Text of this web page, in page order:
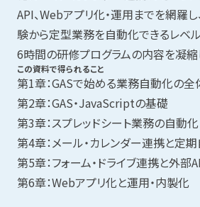
API、Webアプリ化・運用までを網羅
験から定型業務を自動化できるレベ
6時間の研修プログラムの内容を凝縮
この資料で得られること
第1章：GASで始める業務自動化の全
第2章：GAS・JavaScriptの基礎
第3章：スプレッドシート業務の自動化
第4章：メール・カレンダー連携と定
第5章：フォーム・ドライブ連携と外部
第6章：Webアプリ化と運用・内製化